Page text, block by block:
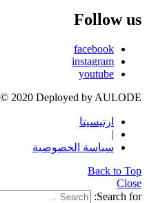
Follow us
facebook
instagram
youtube
2020 Deployed by AULODE
ارتيسيتا
|
سياسة الخصوصية
Back to Top
Close
Search for: